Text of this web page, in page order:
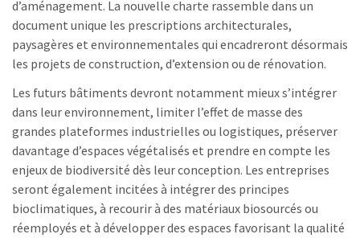
d’aménagement. La nouvelle charte rassemble dans un
document unique les prescriptions architecturales,
paysagères et environnementales qui encadreront désormais
les projets de construction, d’extension ou de rénovation.
Les futurs bâtiments devront notamment mieux s’intégrer
dans leur environnement, limiter l’effet de masse des
grandes plateformes industrielles ou logistiques, préserver
davantage d’espaces végétalisés et prendre en compte les
enjeux de biodiversité dès leur conception. Les entreprises
seront également incitées à intégrer des principes
bioclimatiques, à recourir à des matériaux biosourcés ou
réemployés et à développer des espaces favorisant la qualité